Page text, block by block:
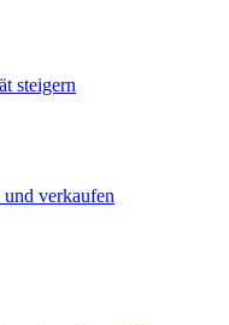
steigern
verkaufen